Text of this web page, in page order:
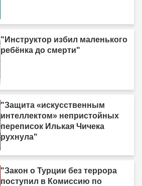
"Инструктор избил маленького
ребёнка до смерти"
"Защита «искусственным
интеллектом» непристойных
переписок Илькая Чичека
рухнула"
"Закон о Турции без террора
поступил в Комиссию по